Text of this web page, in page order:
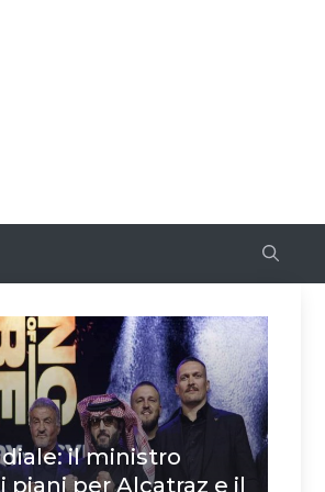
il ministro
piani per Alcatraz e il